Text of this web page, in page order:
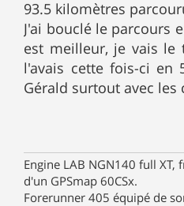
93.5 kilomètres
J'ai bouclé le parcours
est meilleur, je vais le
l'avais cette fois-ci en
Gérald surtout avec
Engine LAB NGN140 full
d'un GPSmap 60CSx.
Forerunner 405 équipé de